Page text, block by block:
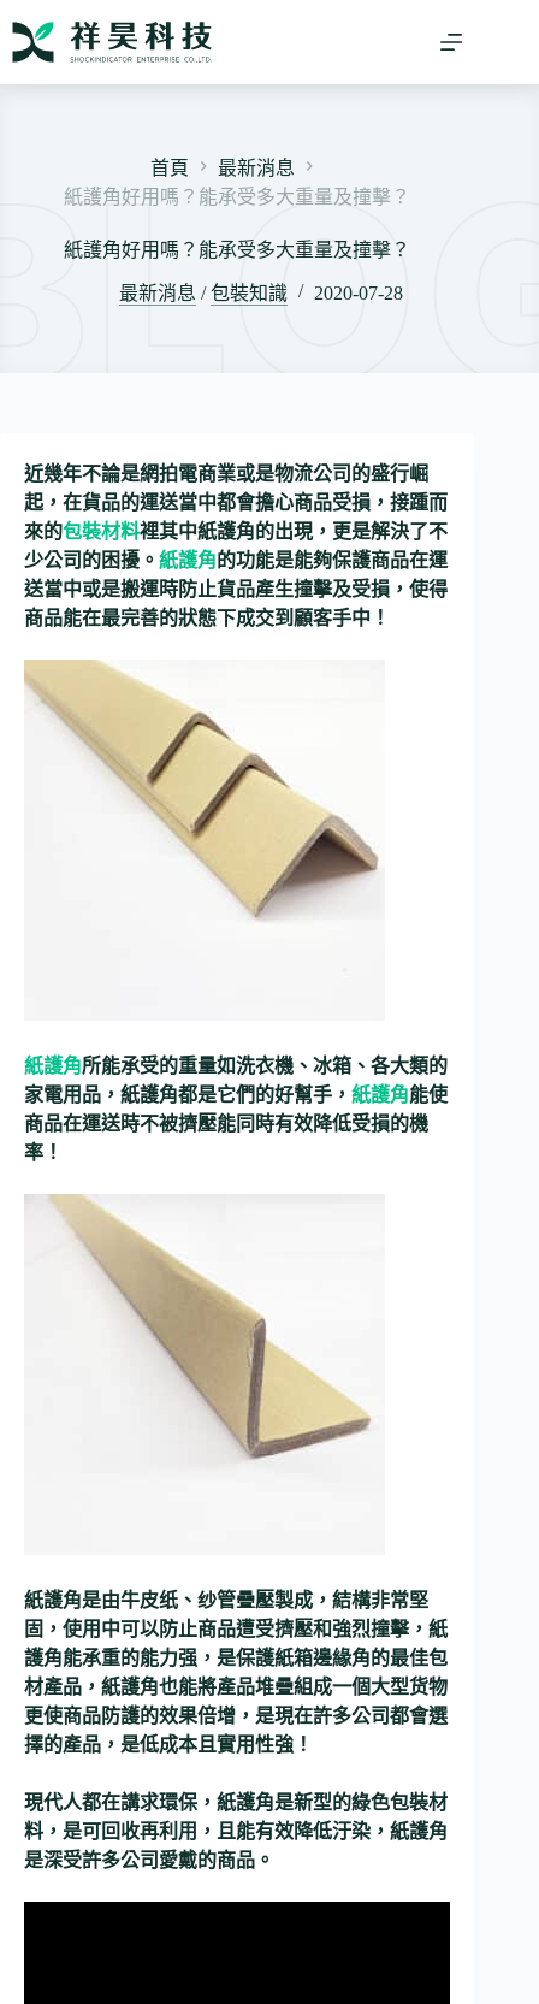
首頁
最新消息
紙護角好用嗎？能承受多大重量及撞擊？
紙護角好用嗎？能承受多大重量及撞擊？
最新消息 /包裝知識 2020-07-28
近幾年不論是網拍電商業或是物流公司的盛行崛
起，在貨品的運送當中都會擔心商品受損，接踵而
來的包裝材料裡其中紙護角的出現，更是解決了不
少公司的困擾。 紙護角的功能是能夠保護商品在運
送當中或是搬運時防止貨品產生撞擊及受損，使得
商品能在最完善的狀態下成交到顧客手中！
紙護角所能承受的重量如洗衣機、冰箱、各大類的
家電用品，紙護角都是它們的好幫手， 紙護角能使
商品在運送時不被擠壓能同時有效降低受損的機
率！
紙護角是由牛皮纸、纱管疊壓製成，結構非常堅
固，使用中可以防止商品遭受擠壓和強烈撞擊，紙
護角能承重的能力强，是保護紙箱邊緣角的最佳包
材產品，紙護角也能將產品堆疊組成一個大型货物
更使商品防護的效果倍增，是現在許多公司都會選
擇的產品，是低成本且實用性強！
現代人都在講求環保，紙護角是新型的綠色包裝材
料，是可回收再利用，且能有效降低汙染，紙護角
是深受許多公司愛戴的商品。